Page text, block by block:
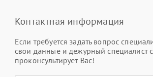
Контактная информация
Если требуется задать вопрос
свои данные и дежурный специалист
проконсультирует Вас!